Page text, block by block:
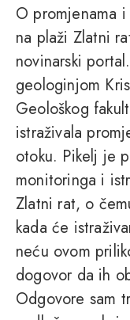
O promjenama
na plaži Zlatni
novinarski
geologinjom
Geološkog
istraživala
otoku. Pikelj je
monitoringa i
Zlatni rat, o
kada će
neću ovom
dogovor da ih
Odgovore sam